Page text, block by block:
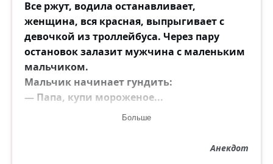
Все ржут, водила останавливает,
женщина, вся красная, выпрыгивает с
девочкой из троллейбуса. Через пару
остановок залазит мужчина с маленьким
мальчиком.
Мальчик начинает гундить:
— Папа, купи мороженое...
Все пассажиры — в лёжку. Мужик
Больше
Анекдот